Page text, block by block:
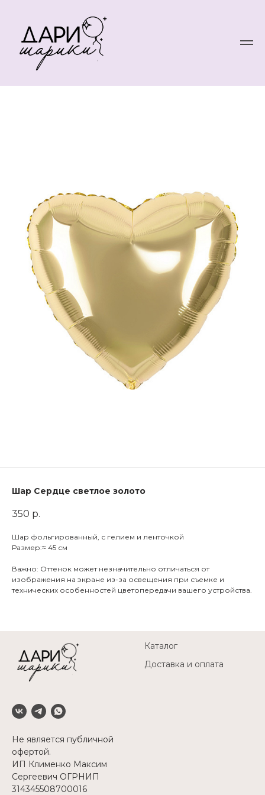
Шар Сердце светлое золото
350 р.
Шар фольгированный, с гелием и ленточкой
Размер:≈ 45 см
Важно: Оттенок может незначительно отличаться от
изображения на экране из-за освещения при съемке и
технических особенностей цветопередачи вашего устройства.
Не является публичной
офертой.
ИП Клименко Максим
Сергеевич ОГРНИП
314345508700016
Каталог
Доставка и оплата